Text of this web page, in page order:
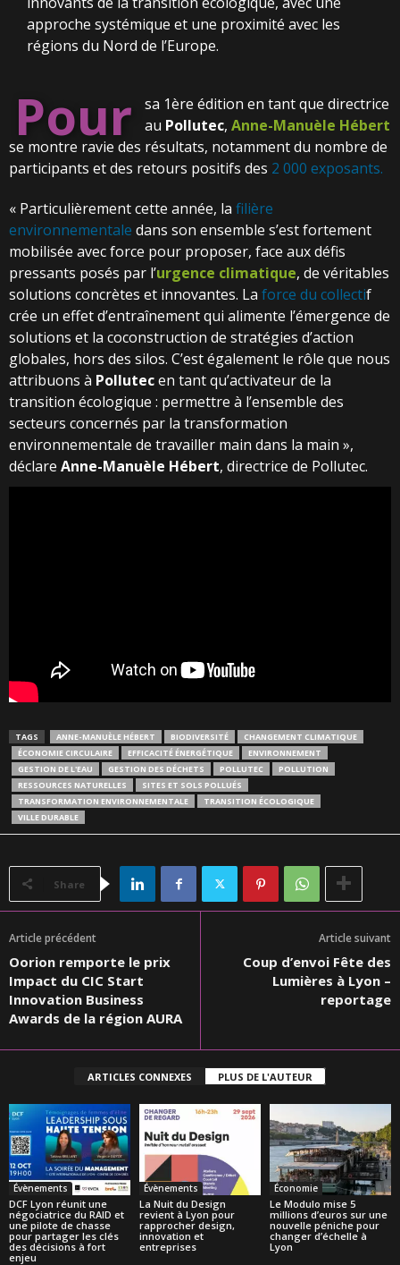
approche systémique et une proximité avec les
régions du Nord de l’Europe.
Pour
sa 1ère édition en tant que directrice
au Pollutec, Anne-Manuèle Hébert
se montre ravie des résultats, notamment du nombre de
participants et des retours positifs des 2 000 exposants.
« Particulièrement cette année, la filière
environnementale dans son ensemble s’est fortement
mobilisée avec force pour proposer, face aux défis
pressants posés par l’urgence climatique, de véritables
solutions concrètes et innovantes. La force du collectif
crée un effet d’entraînement qui alimente l’émergence de
solutions et la coconstruction de stratégies d’action
globales, hors des silos. C’est également le rôle que nous
attribuons à Pollutecen tant qu’activateur de la
transition écologique : permettre à l’ensemble des
secteurs concernés par la transformation
environnementale de travailler main dans la main »,
déclare Anne-Manuèle Hébert, directrice de Pollutec.
TAGS ANNE-MANUÈLE HÉBERT BIODIVERSITÉ
CHANGEMENT CLIMATIQUE
ÉCONOMIE CIRCULAIRE
EFFICACITÉ ÉNERGÉTIQUE
ENVIRONNEMENT
GESTION DE L'EAU
GESTION DES DÉCHETS POLLUTEC
POLLUTION
RESSOURCES NATURELLES
SITES ET SOLS POLLUÉS
TRANSFORMATION ENVIRONNEMENTALE
TRANSITION ÉCOLOGIQUE
VILLE DURABLE
Share
Article précédent
Oorion remporte le prix
Impact du CIC Start
Innovation Business
Awards de la région AURA
Article suivant
Coup d’envoi Fête des
Lumières à Lyon –
reportage
ARTICLES CONNEXES PLUS DE L'AUTEUR
Évènements
DCF Lyon réunit une
négociatrice du RAID et
une pilote de chasse
pour partager les clés
des décisions à fort
enjeu
Évènements
La Nuit du Design
revient à Lyon pour
rapprocher design,
innovation et
entreprises
Économie
Le Modulo mise 5
millions d’euros sur une
nouvelle péniche pour
changer d’échelle à
Lyon